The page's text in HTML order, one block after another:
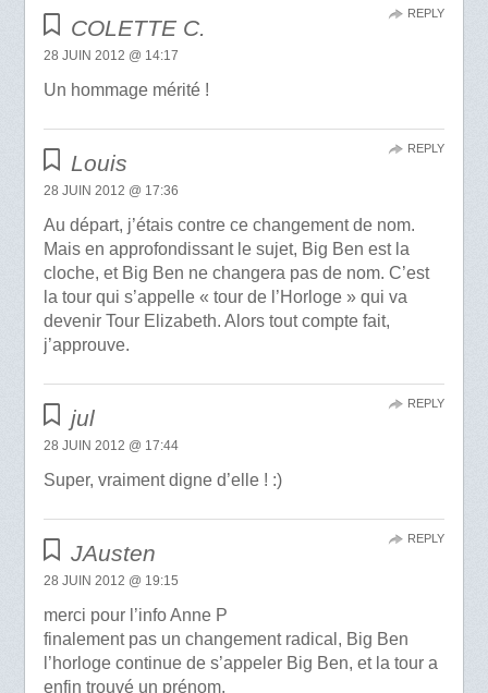
COLETTE C.
28 JUIN 2012 @ 14:17
Un hommage mérité !
REPLY
Louis
28 JUIN 2012 @ 17:36
Au départ, j’étais contre ce changement de nom.
Mais en approfondissant le sujet, Big Ben est la
cloche, et Big Ben ne changera pas de nom. C’est
la tour qui s’appelle « tour de l’Horloge » qui va
devenir Tour Elizabeth. Alors tout compte fait,
j’approuve.
REPLY
jul
28 JUIN 2012 @ 17:44
Super, vraiment digne d’elle ! :)
REPLY
JAusten
28 JUIN 2012 @ 19:15
merci pour l’info Anne P
finalement pas un changement radical, Big Ben
l’horloge continue de s’appeler Big Ben, et la tour a
enfin trouvé un prénom.
REPLY